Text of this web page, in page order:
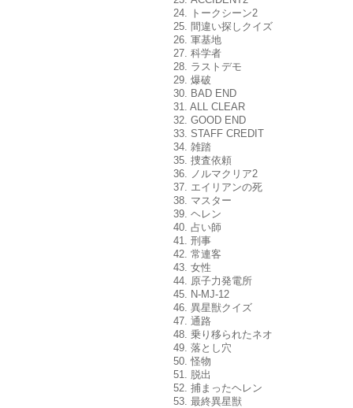
24. トークシーン2
25. 間違い探しクイズ
26. 軍基地
27. 科学者
28. ラストデモ
29. 爆破
30. BAD END
31. ALL CLEAR
32. GOOD END
33. STAFF CREDIT
34. 雑踏
35. 捜査依頼
36. ノルマクリア2
37. エイリアンの死
38. マスター
39. ヘレン
40. 占い師
41. 刑事
42. 常連客
43. 女性
44. 原子力発電所
45. N-MJ-12
46. 異星獣クイズ
47. 通路
48. 乗り移られたネオ
49. 落とし穴
50. 怪物
51. 脱出
52. 捕まったヘレン
53. 最終異星獣